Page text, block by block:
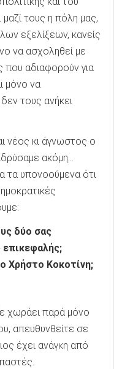
τους η πόλη μας,
εξελίξεων, κανείς
να ασχοληθεί με
αδιαφορούν για
μόνο να
τους ανήκει
νέος κι άγνωστος ο
ακόμη…
τα υπονοούμενα ότι
δύο σας
Χρήστο Κοκοτίνη;
χωράει παρά μόνο
απευθυνθείτε σε
έχει ανάγκη από